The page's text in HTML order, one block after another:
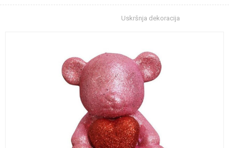
Uskršnja dekoracija